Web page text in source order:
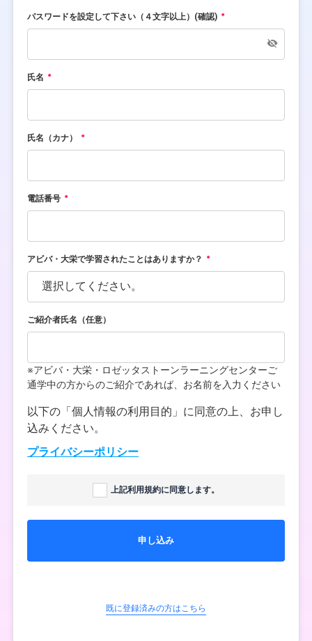
パスワードを設定して下さい（４文字以上）(確認)
氏名
氏名（カナ）
電話番号
アビバ・大栄で学習されたことはありますか？
ご紹介者氏名（任意）
※アビバ・大栄・ロゼッタストーンラーニングセンターご
通学中の方からのご紹介であれば、お名前を入力ください
以下の「個人情報の利用目的」に同意の上、お申し
込みください。
プライバシーポリシー
上記利用規約に同意します。
申し込み
既に登録済みの方はこちら